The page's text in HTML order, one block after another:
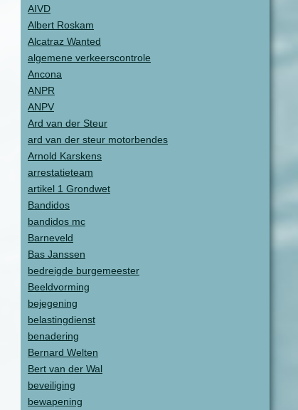
AIVD
Albert Roskam
Alcatraz Wanted
algemene verkeerscontrole
Ancona
ANPR
ANPV
Ard van der Steur
ard van der steur motorbendes
Arnold Karskens
arrestatieteam
artikel 1 Grondwet
Bandidos
bandidos mc
Barneveld
Bas Janssen
bedreigde burgemeester
Beeldvorming
bejegening
belastingdienst
benadering
Bernard Welten
Bert van der Wal
beveiliging
bewapening